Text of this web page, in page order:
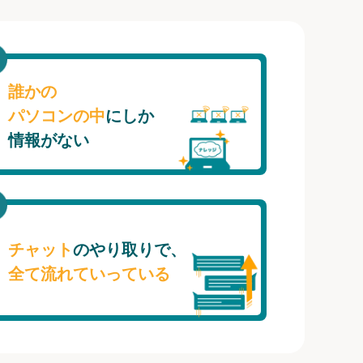
誰かの
パソコンの中にしか
情報がない
チャットのやり取りで、
全て流れていっている